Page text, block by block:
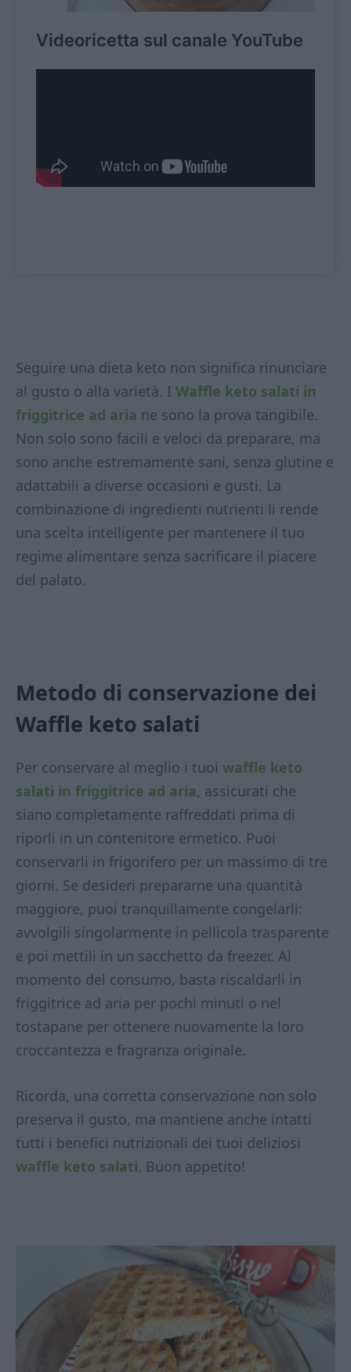
Videoricetta sul canale YouTube
Seguire una dieta keto non significa rinunciare
al gusto o alla varietà. I Waffle keto salati in
friggitrice ad aria ne sono la prova tangibile.
Non solo sono facili e veloci da preparare, ma
sono anche estremamente sani, senza glutine e
adattabili a diverse occasioni e gusti. La
combinazione di ingredienti nutrienti li rende
una scelta intelligente per mantenere il tuo
regime alimentare senza sacrificare il piacere
del palato.
Metodo di conservazione dei
Waffle keto salati
Per conservare al meglio i tuoi waffle keto
salati in friggitrice ad aria, assicurati che
siano completamente raffreddati prima di
riporli in un contenitore ermetico. Puoi
conservarli in frigorifero per un massimo di tre
giorni. Se desideri prepararne una quantità
maggiore, puoi tranquillamente congelarli:
avvolgili singolarmente in pellicola trasparente
e poi mettili in un sacchetto da freezer. Al
momento del consumo, basta riscaldarli in
friggitrice ad aria per pochi minuti o nel
tostapane per ottenere nuovamente la loro
croccantezza e fragranza originale.
Ricorda, una corretta conservazione non solo
preserva il gusto, ma mantiene anche intatti
tutti i benefici nutrizionali dei tuoi deliziosi
waffle keto salati. Buon appetito!